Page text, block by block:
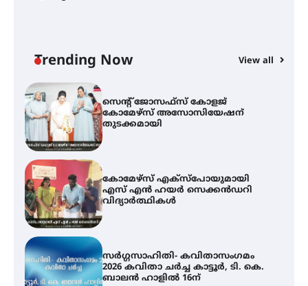
Trending Now View all
വെള്ളിയാഴ്ച സ്‌ക്രീൻ ചെയ്യുന്നു
സെന്റ് ജോസഫ്സ് കോളജ്
കോമേഴ്‌സ് അസോസിയേഷന്
തുടക്കമായി
കോമേഴ്സ് എക്സ്പോയുമായി
എസ് എൻ ഹയർ സെക്കൻഡറി
വിദ്യാർത്ഥികൾ
സർഗ്ഗസാഹിതി- കവിതാസംഗമം
2026 കവിതാ ചർച്ച കാട്ടൂർ, ടി. കെ.
ബാലൻ ഹാളിൽ 16ന്